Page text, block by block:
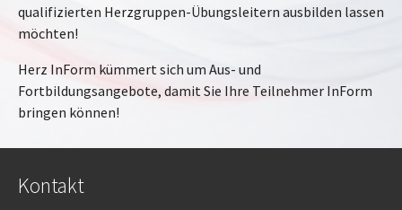
qualifizierten Herzgruppen-Übungsleitern ausbilden lassen
möchten!
Herz InForm kümmert sich um Aus- und
Fortbildungsangebote, damit Sie Ihre Teilnehmer InForm
bringen können!
Kontakt